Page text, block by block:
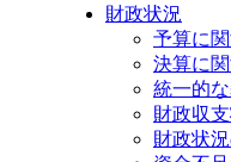
財政状況
予算に
決算に
統一的
財政収
財政状